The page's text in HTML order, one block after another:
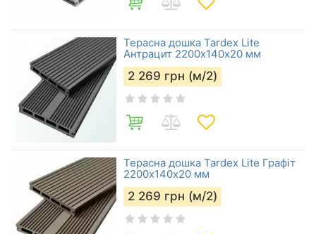
Терасна дошка Tardex Lite
Антрацит 2200х140х20 мм
2 269 грн (м/2)
Терасна дошка Tardex Lite Графіт
2200х140х20 мм
2 269 грн (м/2)